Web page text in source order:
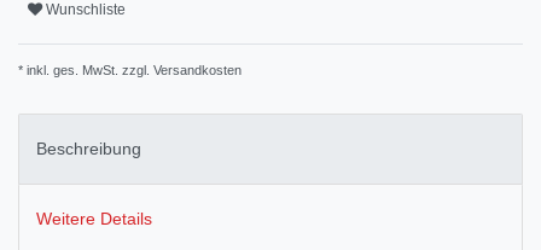
Wunschliste
* inkl. ges. MwSt. zzgl. Versandkosten
Beschreibung
Weitere Details